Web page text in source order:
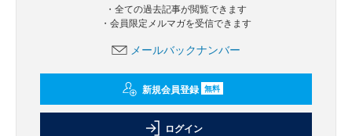
・全ての過去記事が閲覧できます
・会員限定メルマガを受信できます
メールバックナンバー
新規会員登録 無料
ログイン